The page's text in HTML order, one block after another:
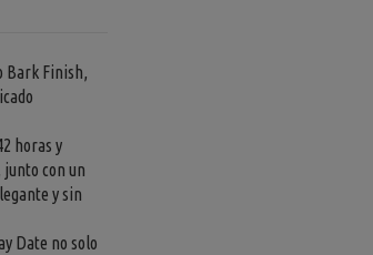
Bark Finish,
horas y
junto con un
y sin
Date no solo